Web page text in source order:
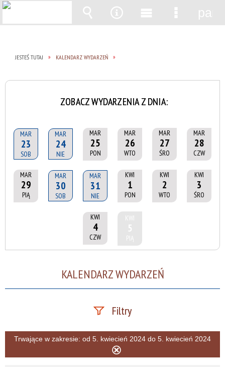
JESTEŚ TUTAJ KALENDARZ WYDARZEŃ
ZOBACZ WYDARZENIA Z DNIA:
MAR
23
SOB
MAR
24
NIE
MAR
25
PON
MAR
26
WTO
MAR
27
ŚRO
MAR
28
CZW
MAR
29
PIĄ
MAR
30
SOB
MAR
31
NIE
KWI
1
PON
KWI
2
WTO
KWI
3
ŚRO
KWI
4
CZW
KWI
5
PIĄ
KALENDARZ WYDARZEŃ
Filtry
Szukana fraza
Trwające w zakresie: od 5. kwiecień 2024 do 5. kwiecień 2024
Wyszukiwarka
Narzędzia
MenuMenu